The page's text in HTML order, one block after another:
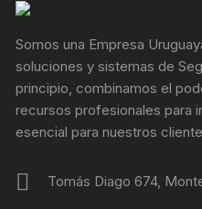
Somos una Empresa
soluciones y sistemas de
principio, combinamos el
recursos profesionales para
esencial para nuestros
Tomás Diago 674,